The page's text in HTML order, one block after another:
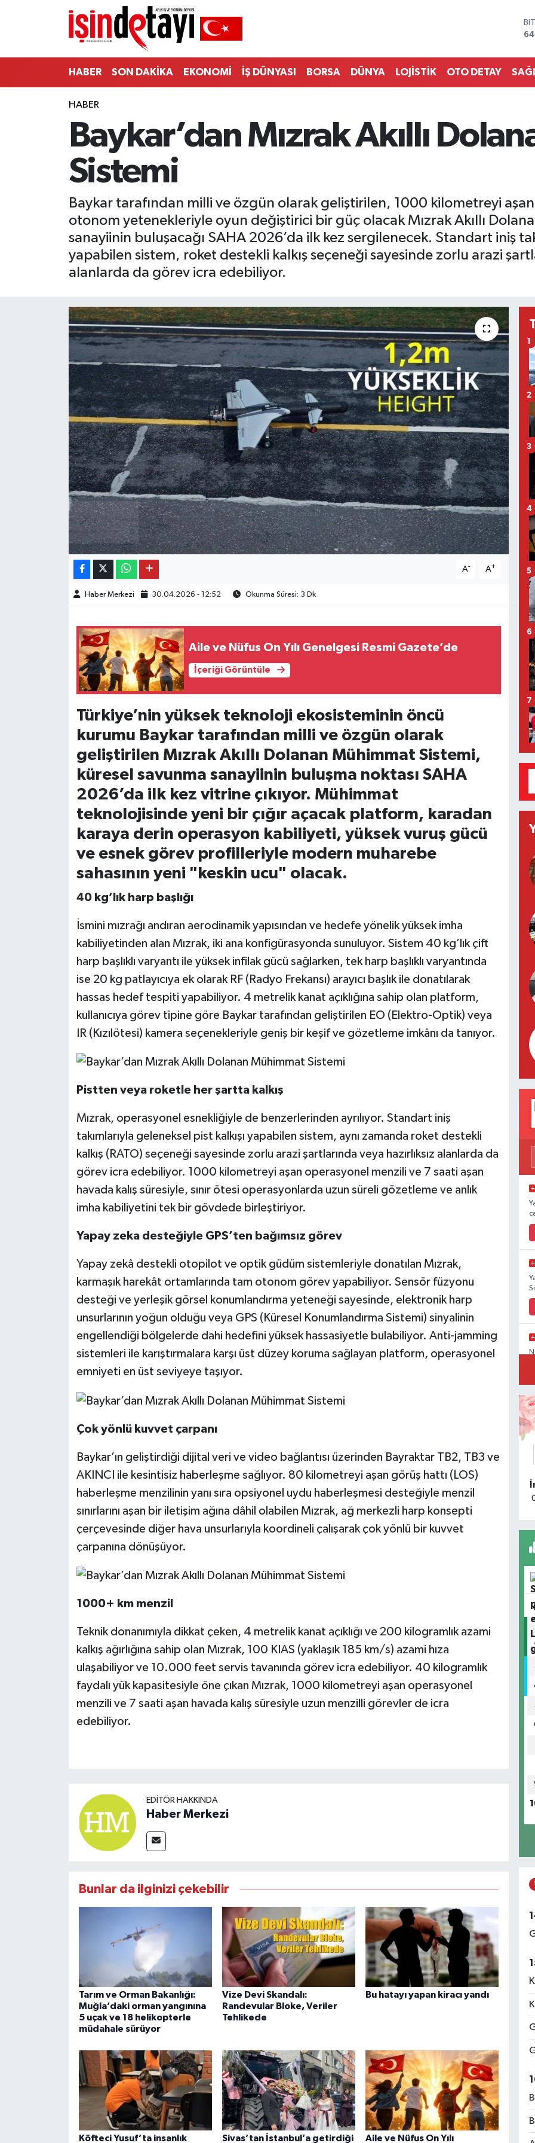
HABER SON DAKİKA EKONOMİ İŞ DÜNYASI BORSA DÜNYA LOJİSTİK OTO DETAY
HABER
Baykar’dan Mızrak Akıllı
Sistemi
Baykar tarafından milli ve özgün olarak geliştirilen, 1000 kilometreyi
otonom yetenekleriyle oyun değiştirici bir güç olacak Mızrak Akıllı
sanayiinin buluşacağı SAHA 2026’da ilk kez sergilenecek. Standart iniş
yapabilen sistem, roket destekli kalkış seçeneği sayesinde zorlu arazi
alanlarda da görev icra edebiliyor.
A- A+
Haber Merkezi 30.04.2026 - 12:52 Okunma Süresi: 3 Dk
Aile ve Nüfus On Yılı Genelgesi Resmi Gazete’de
İçeriği Görüntüle
Türkiye’nin yüksek teknoloji ekosisteminin öncü
kurumu Baykar tarafından milli ve özgün olarak
geliştirilen Mızrak Akıllı Dolanan Mühimmat Sistemi,
küresel savunma sanayiinin buluşma noktası SAHA
2026’da ilk kez vitrine çıkıyor. Mühimmat
teknolojisinde yeni bir çığır açacak platform, karadan
karaya derin operasyon kabiliyeti, yüksek vuruş gücü
ve esnek görev profilleriyle modern muharebe
sahasının yeni "keskin ucu" olacak.
40 kg’lık harp başlığı
İsmini mızrağı andıran aerodinamik yapısından ve hedefe yönelik yüksek imha
kabiliyetinden alan Mızrak, iki ana konfigürasyonda sunuluyor. Sistem 40 kg’lık çift
harp başlıklı varyantı ile yüksek infilak gücü sağlarken, tek harp başlıklı varyantında
ise 20 kg patlayıcıya ek olarak RF (Radyo Frekansı) arayıcı başlık ile donatılarak
hassas hedef tespiti yapabiliyor. 4 metrelik kanat açıklığına sahip olan platform,
kullanıcıya görev tipine göre Baykar tarafından geliştirilen EO (Elektro-Optik) veya
IR (Kızılötesi) kamera seçenekleriyle geniş bir keşif ve gözetleme imkânı da tanıyor.
Pistten veya roketle her şartta kalkış
Mızrak, operasyonel esnekliğiyle de benzerlerinden ayrılıyor. Standart iniş
takımlarıyla geleneksel pist kalkışı yapabilen sistem, aynı zamanda roket destekli
kalkış (RATO) seçeneği sayesinde zorlu arazi şartlarında veya hazırlıksız alanlarda da
görev icra edebiliyor. 1000 kilometreyi aşan operasyonel menzili ve 7 saati aşan
havada kalış süresiyle, sınır ötesi operasyonlarda uzun süreli gözetleme ve anlık
imha kabiliyetini tek bir gövdede birleştiriyor.
Yapay zeka desteğiyle GPS’ten bağımsız görev
Yapay zekâ destekli otopilot ve optik güdüm sistemleriyle donatılan Mızrak,
karmaşık harekât ortamlarında tam otonom görev yapabiliyor. Sensör füzyonu
desteği ve yerleşik görsel konumlandırma yeteneği sayesinde, elektronik harp
unsurlarının yoğun olduğu veya GPS (Küresel Konumlandırma Sistemi) sinyalinin
engellendiği bölgelerde dahi hedefini yüksek hassasiyetle bulabiliyor. Anti-jamming
sistemleri ile karıştırmalara karşı üst düzey koruma sağlayan platform, operasyonel
emniyeti en üst seviyeye taşıyor.
Çok yönlü kuvvet çarpanı
Baykar’ın geliştirdiği dijital veri ve video bağlantısı üzerinden Bayraktar TB2, TB3 ve
AKINCI ile kesintisiz haberleşme sağlıyor. 80 kilometreyi aşan görüş hattı (LOS)
haberleşme menzilinin yanı sıra opsiyonel uydu haberleşmesi desteğiyle menzil
sınırlarını aşan bir iletişim ağına dâhil olabilen Mızrak, ağ merkezli harp konsepti
çerçevesinde diğer hava unsurlarıyla koordineli çalışarak çok yönlü bir kuvvet
çarpanına dönüşüyor.
1000+ km menzil
Teknik donanımıyla dikkat çeken, 4 metrelik kanat açıklığı ve 200 kilogramlık azami
kalkış ağırlığına sahip olan Mızrak, 100 KIAS (yaklaşık 185 km/s) azami hıza
ulaşabiliyor ve 10.000 feet servis tavanında görev icra edebiliyor. 40 kilogramlık
faydalı yük kapasitesiyle öne çıkan Mızrak, 1000 kilometreyi aşan operasyonel
menzili ve 7 saati aşan havada kalış süresiyle uzun menzilli görevler de icra
edebiliyor.
EDITÖR HAKKINDA
Haber Merkezi
Bunlar da ilginizi çekebilir
Tarım ve Orman Bakanlığı:
Muğla’daki orman yangınına
5 uçak ve 18 helikopterle
müdahale sürüyor
Vize Devi Skandalı:
Randevular Bloke, Veriler
Tehlikede
Bu hatayı yapan kiracı yandı
Köfteci Yusuf’ta insanlık Sivas’tan İstanbul’a getirdiği Aile ve Nüfus On Yılı
1
2
3
4
5
6
7
EKONOMİ
ENERJİ HABERİ
GAYRİMENKUL
LOJİSTİK
MAGAZİN
SAĞLIK
FİNANS
Nöbetçi Eczaneler
Hava Durumu
İstanbul Namaz Vakitleri
Trafik Durumu
Süper Lig Puan Durumu ve Fikstür
Tüm Manşetler
Son Dakika Haberleri
Haber Arşivi